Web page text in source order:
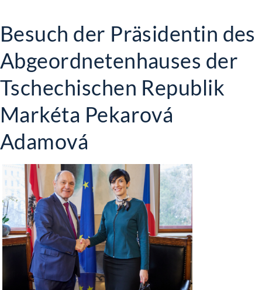
Besuch der Präsidentin des
Abgeordnetenhauses der
Tschechischen Republik
Markéta Pekarová
Adamová